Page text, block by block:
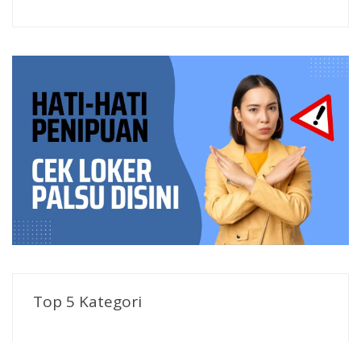
Top 5 Kategori